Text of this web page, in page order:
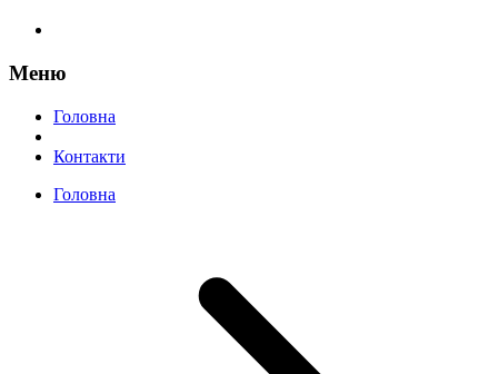
Меню
Головна
Контакти
Головна